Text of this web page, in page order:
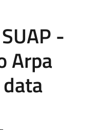
-
Arpa